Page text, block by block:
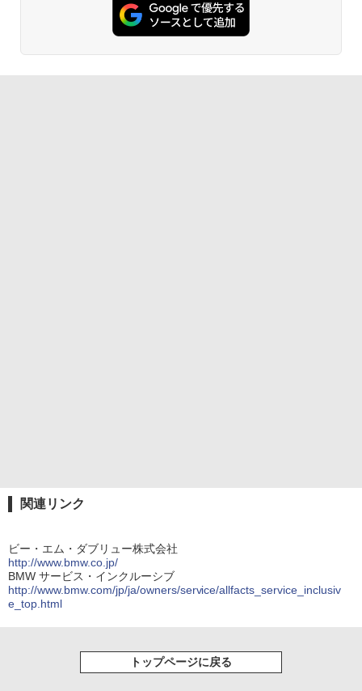
関連リンク
ビー・エム・ダブリュー株式会社
http://www.bmw.co.jp/
BMW サービス・インクルーシブ
http://www.bmw.com/jp/ja/owners/service/allfacts_service_inclusiv
e_top.html
トップページに戻る